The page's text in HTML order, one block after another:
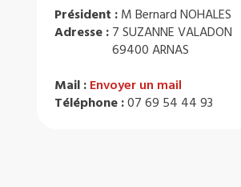
Président : M Bernard NOHALES
Adresse : 7 SUZANNE VALADON
69400 ARNAS
Mail : Envoyer un mail
Téléphone :07 69 54 44 93